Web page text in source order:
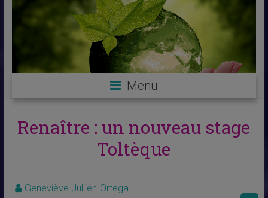
Menu
Renaître : un nouveau stage
Toltèque
Geneviève Jullien-Ortega